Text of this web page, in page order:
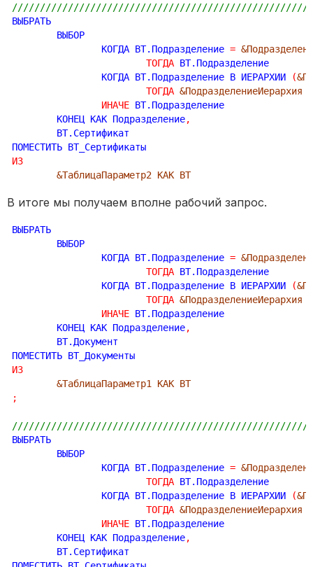
ВЫБРАТЬ
		КОГДА ВТ.Подразделение
=
ТОГДА ВТ.Подразделение
		КОГДА ВТ.Подразделение В ИЕРАРХИИ
(
ТОГДА &ПодразделениеИерархия
ИНАЧЕ ВТ.Подразделение
	КОНЕЦ КАК Подразделение
,
ИЗ
&ТаблицаПараметр2 КАК ВТ
В итоге мы получаем вполне рабочий запрос.
ВЫБРАТЬ
		КОГДА ВТ.Подразделение
=
ТОГДА ВТ.Подразделение
		КОГДА ВТ.Подразделение В ИЕРАРХИИ
(
ТОГДА &ПодразделениеИерархия
ИНАЧЕ ВТ.Подразделение
	КОНЕЦ КАК Подразделение
,
ИЗ
&ТаблицаПараметр1 КАК ВТ
;
ВЫБРАТЬ
		КОГДА ВТ.Подразделение
=
ТОГДА ВТ.Подразделение
		КОГДА ВТ.Подразделение В ИЕРАРХИИ
(
ТОГДА &ПодразделениеИерархия
ИНАЧЕ ВТ.Подразделение
	КОНЕЦ КАК Подразделение
,